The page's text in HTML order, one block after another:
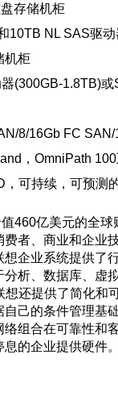
存储机柜
10TB NL SAS驱
机柜
(300GB-1.8TB)
8/16Gb FC SAN/
，OmniPath
，可持续，可预测
460亿美元的全
费者、商业和企业
想企业系统提供了
分析、数据库、虚
想还提供了简化和
自己的条件管理基
络组合在可靠性和
的企业提供硬件。